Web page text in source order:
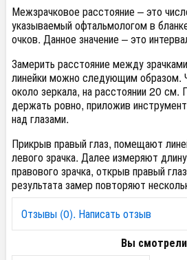
Межзрачковое расстояние – это
указываемый офтальмологом в
очков. Данное значение – это
Замерить расстояние между
линейки можно следующим образом.
около зеркала, на расстоянии 20 см.
держать ровно, приложив
над глазами.
Прикрыв правый глаз, помещают
левого зрачка. Далее измеряют
правового зрачка, открыв правый
результата замер повторяют
Отзывы (0). Написать отзыв
Вы смотрели